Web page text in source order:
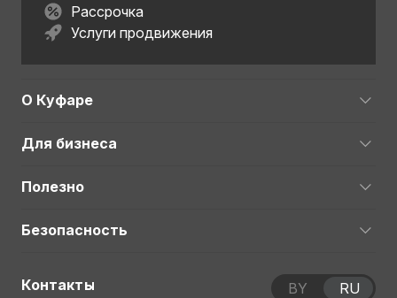
Рассрочка
Услуги продвижения
О Куфаре
Для бизнеса
Полезно
Безопасность
Контакты BY RU